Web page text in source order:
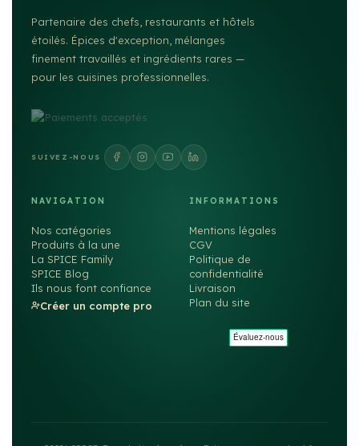
Partenaire des chefs, restaurants et hôtels
étoilés. Épices d'exception, mélanges
finement travaillés et ingrédients rares —
pour les cuisines professionnelles.
SUIVEZ-NOUS
NAVIGATION
Nos catégories
Produits à la une
La SPICE Family
SPICE Blog
Ils nous font confiance
Créer un compte pro
INFORMATIONS
Mentions légales
CGV
Politique de
confidentialité
Livraison
Plan du site